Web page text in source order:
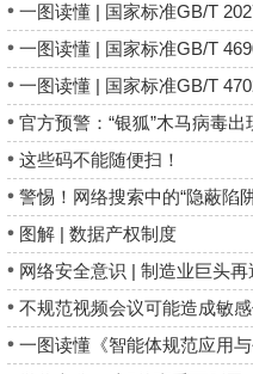
这些码不能随便扫！​
警惕！网络搜索中的“隐蔽陷
图解 | 数据产权制度
网络安全意识 | 制造业巨头
不规范视频会议可能造成敏
一图读懂《智能体规范应用与